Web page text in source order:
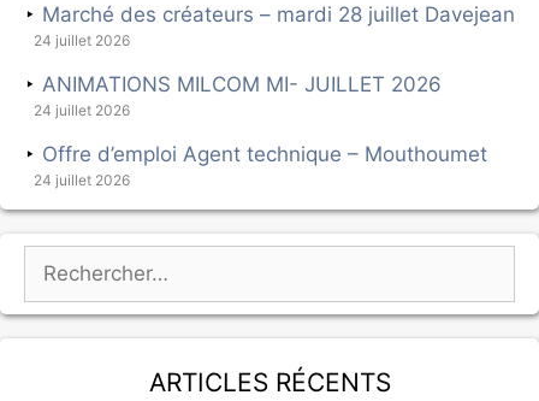
Marché des créateurs – mardi 28 juillet Davejean
24 juillet 2026
ANIMATIONS MILCOM MI- JUILLET 2026
24 juillet 2026
Offre d’emploi Agent technique – Mouthoumet
24 juillet 2026
Articles récents